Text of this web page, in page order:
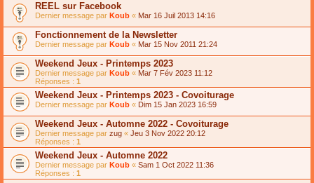
REEL sur Facebook
Dernier message par Koub « Mar 16 Juil 2013 14:16
Fonctionnement de la Newsletter
Dernier message par Koub « Mar 15 Nov 2011 21:24
Weekend Jeux - Printemps 2023
Dernier message par Koub « Mar 7 Fév 2023 11:12
Réponses : 1
Weekend Jeux - Printemps 2023 - Covoiturage
Dernier message par Koub « Dim 15 Jan 2023 16:59
Weekend Jeux - Automne 2022 - Covoiturage
Dernier message par zug « Jeu 3 Nov 2022 20:12
Réponses : 1
Weekend Jeux - Automne 2022
Dernier message par Koub « Sam 1 Oct 2022 11:36
Réponses : 1